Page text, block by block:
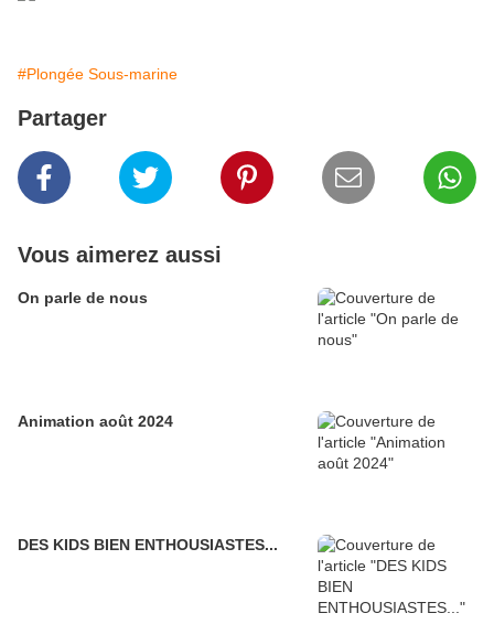
#Plongée Sous-marine
Partager
Vous aimerez aussi
On parle de nous
Animation août 2024
DES KIDS BIEN ENTHOUSIASTES...